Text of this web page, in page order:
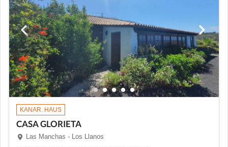
KANAR. HAUS
CASA GLORIETA
Las Manchas - Los Llanos